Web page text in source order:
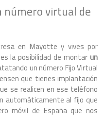
número virtual de
en Mayotte y vives por
la posibilidad de montar un
un número Fijo Virtual
que tienes implantación
se realicen en ese teléfono
automáticamente al fijo que
móvil de España que nos